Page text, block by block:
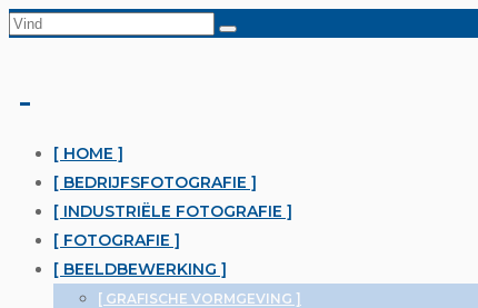
Zoek
[ HOME ]
[ BEDRIJFSFOTOGRAFIE ]
[ INDUSTRIËLE FOTOGRAFIE ]
[ FOTOGRAFIE ]
[ BEELDBEWERKING ]
[ GRAFISCHE VORMGEVING ]